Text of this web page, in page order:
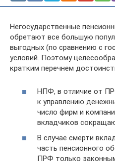
Негосударственные
обретают все большую
выгодных (по сравнению с
условий. Поэтому
кратким перечнем
НПФ, в отличие от
к управлению
число фирм и
вкладчиков
В случае смерти
часть пенсионного
ПРФ только